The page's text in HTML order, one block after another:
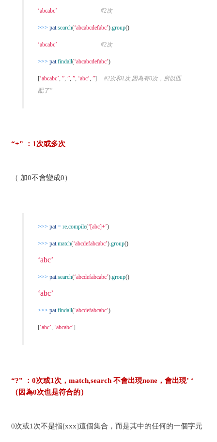
‘abcabc’ #2次
>>> pat.search(‘abcabcdefabc’).group()
‘abcabc’ #2次
>>> pat.findall(‘abcabcdefabc’)
[‘abcabc’, ”, ”, ”, ‘abc’, ”]
#2次和1次,因為有0次，所以匹
配了”
“+” ：1次或多次
（ 加0不會變成0）
>>> pat= re.compile(‘[abc]+’)
>>> pat.match(‘abcdefabcabc’).group()
‘abc’
>>> pat.search(‘abcdefabcabc’).group()
‘abc’
>>> pat.findall(‘abcdefabcabc’)
[‘abc’, ‘abcabc’]
“?” ：0次或1次，match,search 不會出現none，會出現’ ‘
（因為0次也是符合的）
0次或1次不是指[xxx]這個集合，而是其中的任何的一個字元